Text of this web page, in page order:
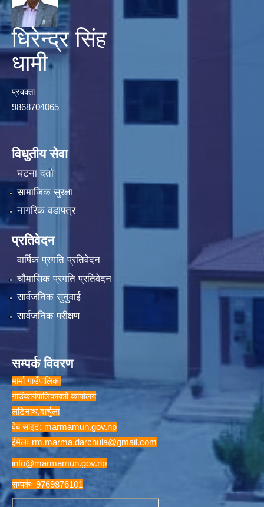
धिरेन्द्र सिंह
धामी
प्रवक्ता
9868704065
विधुतीय सेवा
घटना दर्ता
सामाजिक सुरक्षा
नागरिक वडापत्र
प्रतिवेदन
वार्षिक प्रगति प्रतिवेदन
चौमासिक प्रगति प्रतिवेदन
सार्वजनिक सुनुवाई
सार्वजनिक परीक्षण
सम्पर्क विवरण
मार्मा गाउँपालिका
गाउँकार्यपालिकाकाो कार्यालय
लटिनाथ,दार्चुला
वेब साइट: marmamun.gov.np
ईमेलः rm.marma.darchula@gmail.com
info@marmamun.gov.np
सम्पर्कः 9769876101